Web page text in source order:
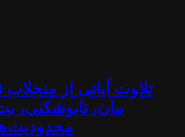
بیان، تابوشکنی،